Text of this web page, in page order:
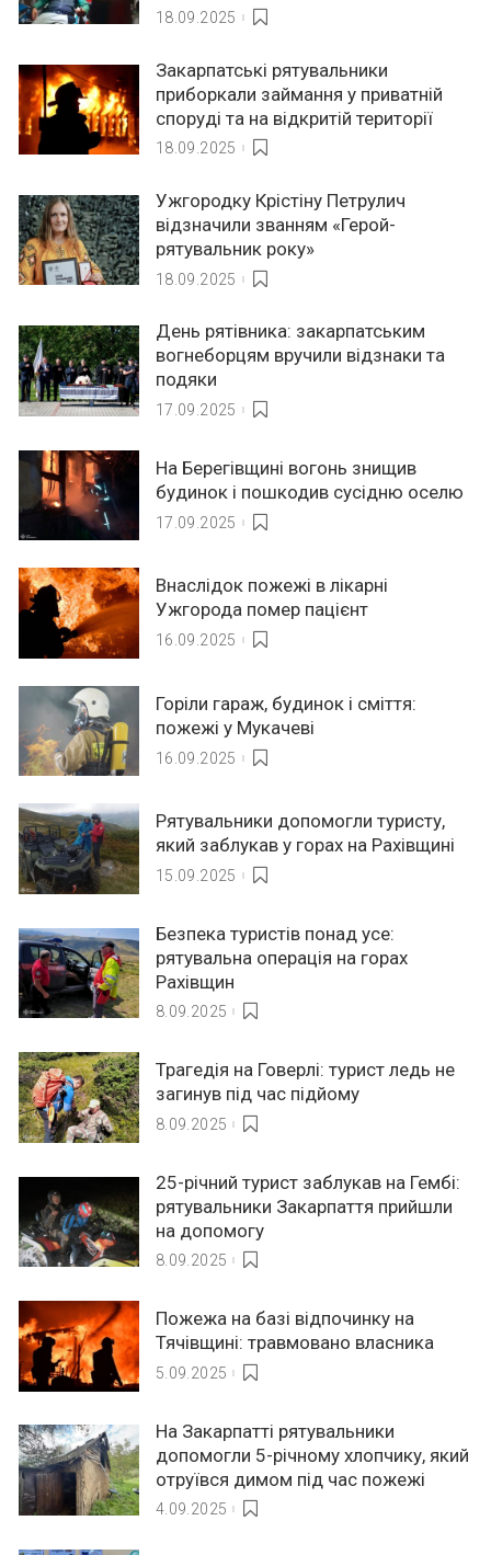
18.09.2025
Закарпатські рятувальники
приборкали займання у приватній
споруді та на відкритій території
18.09.2025
Ужгородку Крістіну Петрулич
відзначили званням «Герой-
рятувальник року»
18.09.2025
День рятівника: закарпатським
вогнеборцям вручили відзнаки та
подяки
17.09.2025
На Берегівщині вогонь знищив
будинок і пошкодив сусідню оселю
17.09.2025
Внаслідок пожежі в лікарні
Ужгорода помер пацієнт
16.09.2025
Горіли гараж, будинок і сміття:
пожежі у Мукачеві
16.09.2025
Рятувальники допомогли туристу,
який заблукав у горах на Рахівщині
15.09.2025
Безпека туристів понад усе:
рятувальна операція на горах
Рахівщин
8.09.2025
Трагедія на Говерлі: турист ледь не
загинув під час підйому
8.09.2025
25-річний турист заблукав на Гембі:
рятувальники Закарпаття прийшли
на допомогу
8.09.2025
Пожежа на базі відпочинку на
Тячівщині: травмовано власника
5.09.2025
На Закарпатті рятувальники
допомогли 5-річному хлопчику, який
отруївся димом під час пожежі
4.09.2025